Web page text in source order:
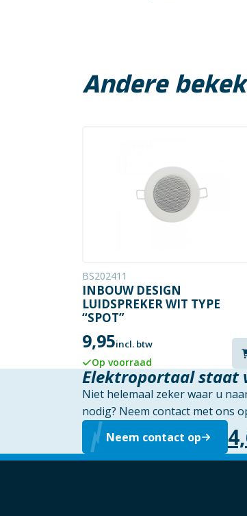
Andere
BS202411
INBOUW DESIGN
LUIDSPREKER WIT TYPE
“SPOT”
9,95incl. btw
Op voorraad
Elektroportaal staat
Niet helemaal zeker waar u
nodig? Neem contact met ons
Neem contact op